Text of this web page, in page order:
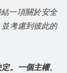
一項關於安全
考慮到彼此的
。一個主權、